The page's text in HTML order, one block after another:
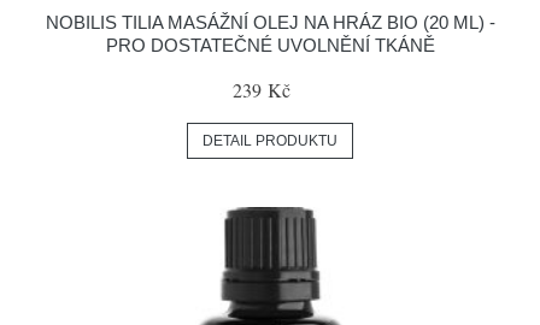
NOBILIS TILIA MASÁŽNÍ OLEJ NA HRÁZ BIO (20 ML) -
PRO DOSTATEČNÉ UVOLNĚNÍ TKÁNĚ
239 Kč
DETAIL PRODUKTU